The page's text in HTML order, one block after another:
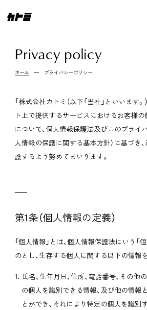
Home
サステナビリティ
高松・香川について
Brand
Precious
Customer
Company
Privacy policy
ホーム プライバシーポリシー
「株式会社カトミ（以下「当社」といいます。
ト上で提供するサービスにおけるお客様
について、個人情報保護法及びこのプライ
人情報の保護に関する基本方針）に基づき
護するよう努めてまいります。
第1条（個人情報の定義）
「個人情報」とは、個人情報保護法にいう「
のとし、生存する個人に関する以下の情報
氏名、生年月日、住所、電話番号、その他
の個人を識別できる情報、及び他の情報
とができ、それにより特定の個人を識別